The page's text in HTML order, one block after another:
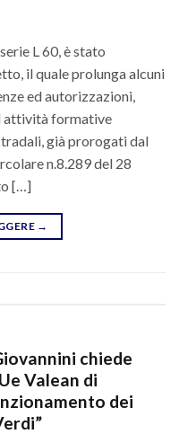
L 60, è stato
il quale prolunga alcuni
ed autorizzazioni,
attività formative
già prorogati dal
n.8.289 del 28
[…]
→
chiede
Valean di
dei